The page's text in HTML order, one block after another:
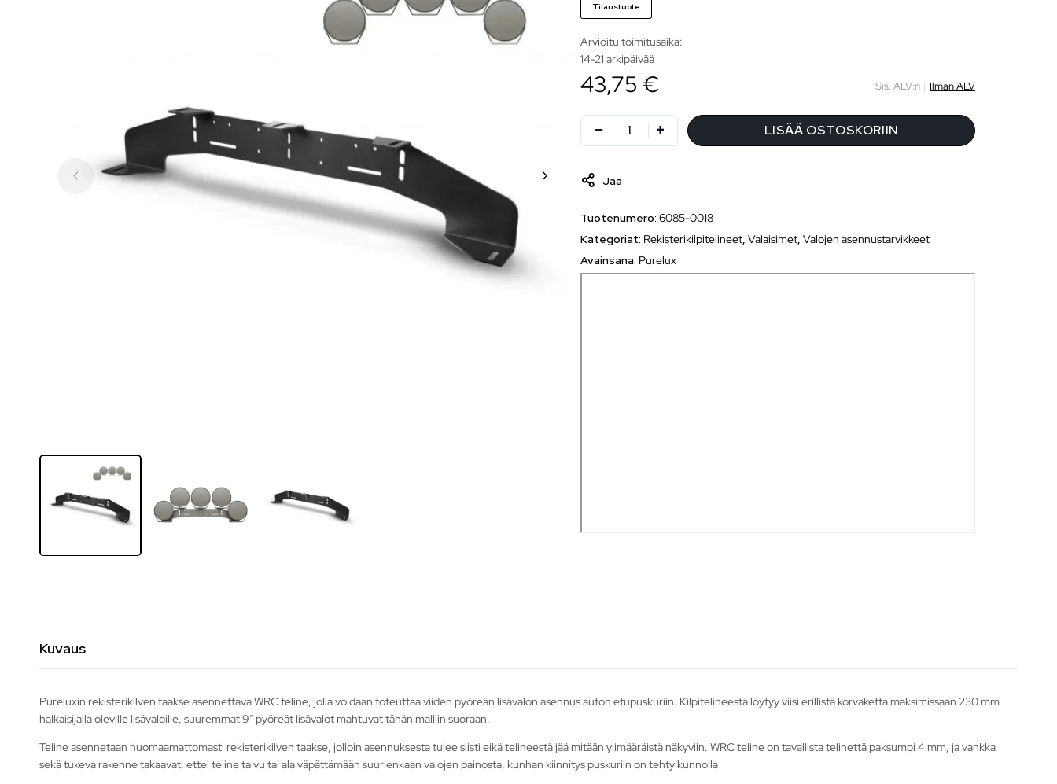
Tilaustuote
Arvioitu toimitusaika:
14-21 arkipäivää
43,75 € Sis. ALV:n | Ilman ALV
LISÄÄ OSTOSKORIIN
Jaa
Tuotenumero:6085-0018
Kategoriat: Rekisterikilpitelineet ,Valaisimet ,Valojen asennustarvikkeet
Avainsana: Purelux
Kuvaus
Pureluxin rekisterikilven taakse asennettava WRC teline, jolla voidaan toteuttaa viiden pyöreän lisävalon asennus auton etupuskuriin. Kilpitelineestä löytyy viisi erillistä korvaketta maksimissaan 230 mm
halkaisijalla oleville lisävaloille, suuremmat 9″ pyöreät lisävalot mahtuvat tähän malliin suoraan.
Teline asennetaan huomaamattomasti rekisterikilven taakse, jolloin asennuksesta tulee siisti eikä telineestä jää mitään ylimääräistä näkyviin. WRC teline on tavallista telinettä paksumpi 4 mm, ja vankka
sekä tukeva rakenne takaavat, ettei teline taivu tai ala väpättämään suurienkaan valojen painosta, kunhan kiinnitys puskuriin on tehty kunnolla